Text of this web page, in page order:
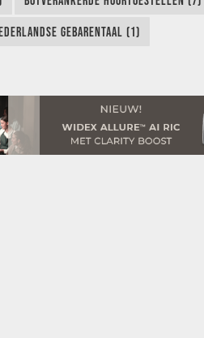
GEBARENTAAL (1)